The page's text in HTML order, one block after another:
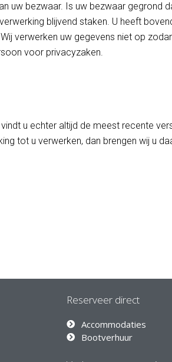
uw bezwaar. Is uw bezwaar gegrond
blijvend staken. U heeft
verwerken uw gegevens niet op
voor privacyzaken.
u echter altijd de meest recente
tot u verwerken, dan brengen wij u
Reserveer direct
Accommodaties
Bootverhuur